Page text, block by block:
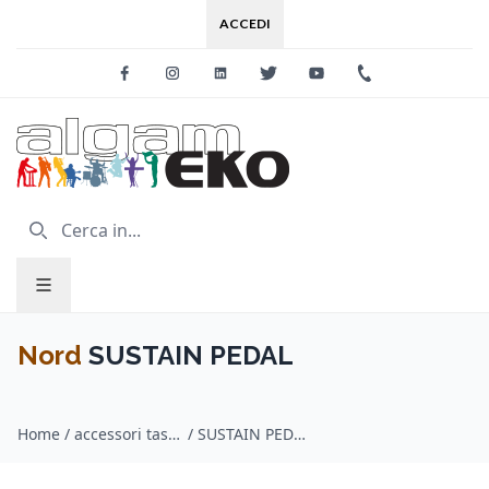
ACCEDI
FacebookInstagramLinkedinTwitter Youtube
Nord SUSTAIN PEDAL
Home / accessori tastiere e pianoforti / Nord / SUSTAIN PEDAL